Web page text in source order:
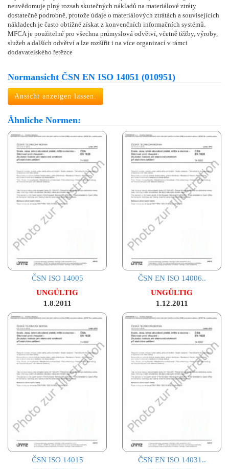
neuvědomuje plný rozsah skutečných nákladů na materiálové ztráty
dostatečně podrobně, protože údaje o materiálových ztrátách a souvisejících
nákladech je často obtížné získat z konvenčních informačních systémů.
MFCA je použitelné pro všechna průmyslová odvětví, včetně těžby, výroby,
služeb a dalších odvětví a lze rozšířit i na více organizací v rámci
dodavatelského řetězce
Normansicht ČSN EN ISO 14051 (010951)
Ansicht anzeigen lassen.
Ähnliche Normen:
ČSN ISO 14005
UNGÜLTIG
1.8.2011
ČSN EN ISO 14006..
UNGÜLTIG
1.12.2011
ČSN ISO 14015
ČSN EN ISO 14031..